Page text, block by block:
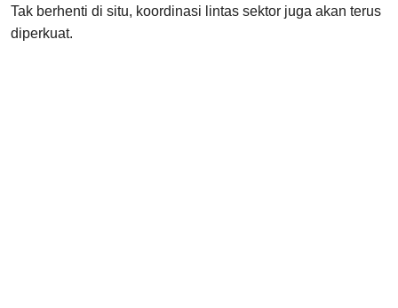
Tak berhenti di situ, koordinasi lintas sektor juga akan terus
diperkuat.